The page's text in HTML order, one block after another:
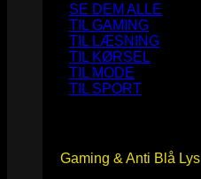
SE DEM ALLE
TIL GAMING
TIL LÆSNING
TIL KØRSEL
TIL MODE
TIL SPORT
Gaming & Anti Blå Lys